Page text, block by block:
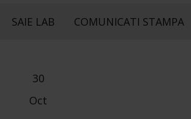
SAIE LAB COMUNICATI STAMPA
30
Oct